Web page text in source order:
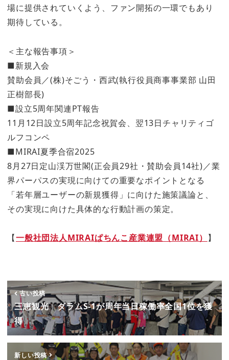
場に提供されていくよう、ファン開拓の一環でもあり
期待している。
＜主な報告事項＞
■新規入会
賛助会員／(株)そごう・西武(執行役員商事事業部 山田
正樹部長)
■設立5周年関連PT報告
11月12日設立5周年記念祝賀会、翌13日チャリティゴ
ルフコンペ
■MIRAI夏季合宿2025
8月27日定山渓万世閣(正会員29社・賛助会員14社)／業
界パーパスの実現に向けての重要なポイントとなる
「若年層ユーザーの新規獲得」に向けた施策議論と、
その実現に向けた具体的な行動計画の策定。
【一般社団法人MIRAIぱちんこ産業連盟（MIRAI） 】
古い投稿
三恵観光 ダラムS-1が周年当日稼働率全国1位を獲
得
新しい投稿